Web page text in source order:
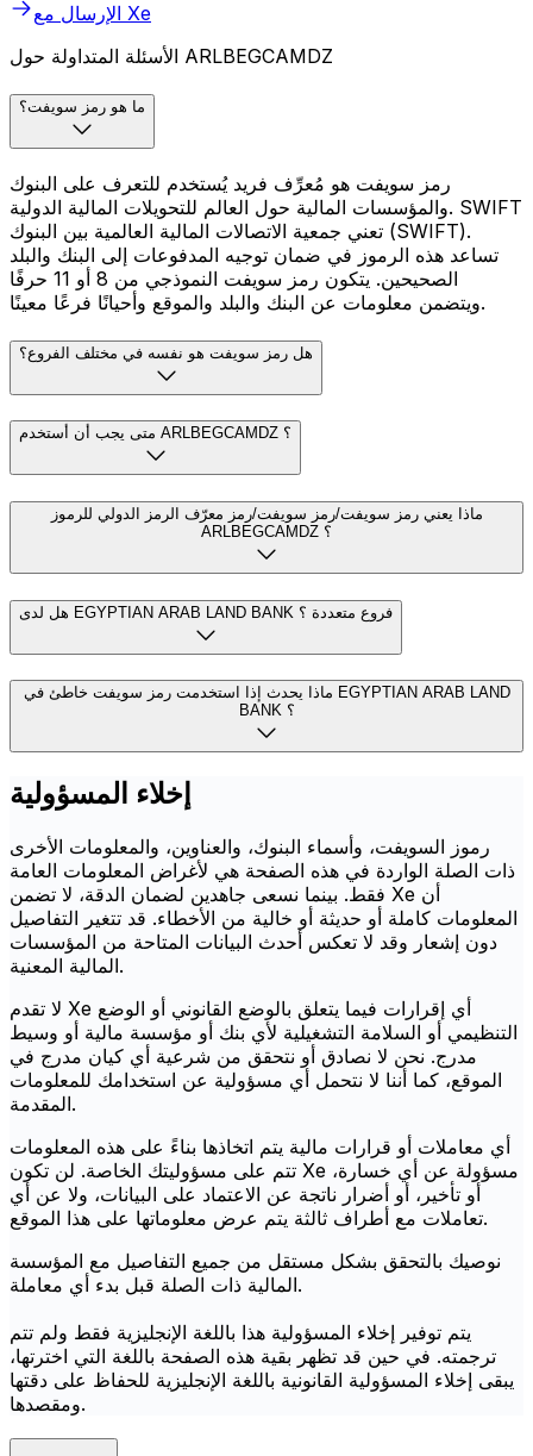
الإرسال مع Xe
الأسئلة المتداولة حول ARLBEGCAMDZ
ما هو رمز سويفت؟
رمز سويفت هو مُعرِّف فريد يُستخدم للتعرف على البنوك
والمؤسسات المالية حول العالم للتحويلات المالية الدولية. SWIFT
تعني جمعية الاتصالات المالية العالمية بين البنوك (SWIFT).
تساعد هذه الرموز في ضمان توجيه المدفوعات إلى البنك والبلد
الصحيحين. يتكون رمز سويفت النموذجي من 8 أو 11 حرفًا
ويتضمن معلومات عن البنك والبلد والموقع وأحيانًا فرعًا معينًا.
هل رمز سويفت هو نفسه في مختلف الفروع؟
متى يجب أن أستخدم ARLBEGCAMDZ ؟
ماذا يعني رمز سويفت/رمز سويفت/رمز معرّف الرمز الدولي للرموز
ARLBEGCAMDZ ؟
هل لدى EGYPTIAN ARAB LAND BANK فروع متعددة ؟
ماذا يحدث إذا استخدمت رمز سويفت خاطئ في EGYPTIAN ARAB LAND
BANK ؟
إخلاء المسؤولية
رموز السويفت، وأسماء البنوك، والعناوين، والمعلومات الأخرى
ذات الصلة الواردة في هذه الصفحة هي لأغراض المعلومات العامة
فقط. بينما نسعى جاهدين لضمان الدقة، لا تضمن Xe أن
المعلومات كاملة أو حديثة أو خالية من الأخطاء. قد تتغير التفاصيل
دون إشعار وقد لا تعكس أحدث البيانات المتاحة من المؤسسات
المالية المعنية.
لا تقدم Xe أي إقرارات فيما يتعلق بالوضع القانوني أو الوضع
التنظيمي أو السلامة التشغيلية لأي بنك أو مؤسسة مالية أو وسيط
مدرج. نحن لا نصادق أو نتحقق من شرعية أي كيان مدرج في
الموقع، كما أننا لا نتحمل أي مسؤولية عن استخدامك للمعلومات
المقدمة.
أي معاملات أو قرارات مالية يتم اتخاذها بناءً على هذه المعلومات
تتم على مسؤوليتك الخاصة. لن تكون Xe مسؤولة عن أي خسارة،
أو تأخير، أو أضرار ناتجة عن الاعتماد على البيانات، ولا عن أي
تعاملات مع أطراف ثالثة يتم عرض معلوماتها على هذا الموقع.
نوصيك بالتحقق بشكل مستقل من جميع التفاصيل مع المؤسسة
المالية ذات الصلة قبل بدء أي معاملة.
يتم توفير إخلاء المسؤولية هذا باللغة الإنجليزية فقط ولم تتم
ترجمته. في حين قد تظهر بقية هذه الصفحة باللغة التي اخترتها،
يبقى إخلاء المسؤولية القانونية باللغة الإنجليزية للحفاظ على دقتها
ومقصدها.